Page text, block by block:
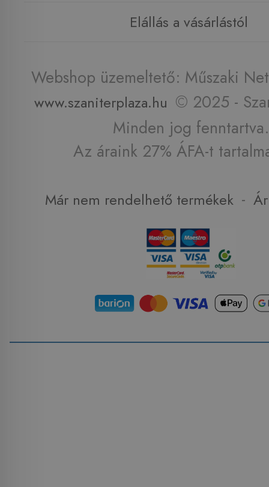
Elállás a vásárlástól
Webshop üzemeltető: Műszaki
www.szaniterplaza.hu © 2025 -
Minden jog fenntartva.
Az áraink 27% ÁFA-t
Már nem rendelhető termékek -